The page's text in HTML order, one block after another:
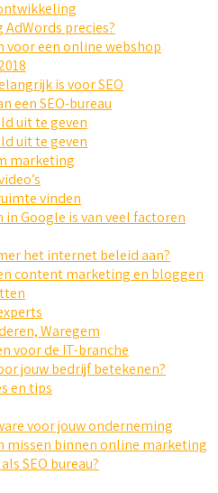
precies?
voor een online webshop
is voor SEO
een SEO-bureau
uit te geven
uit te geven
marketing
vinden
Google is van veel factoren
het internet beleid aan?
content marketing en bloggen
Waregem
voor de IT-branche
jouw bedrijf betekenen?
en tips
voor jouw onderneming
missen binnen online marketing
SEO bureau?